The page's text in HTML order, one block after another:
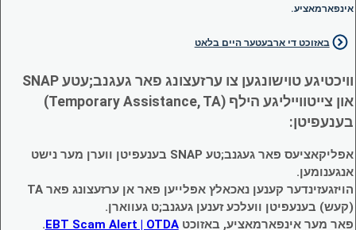
אינפארמאציע.
באזוכט די ארבעטער היים בלאט
וויכטיגע טוישונגען צו ערזעצונג פאר געגנב;עטע SNAP
און צייטווייליגע הילף (Temporary Assistance, TA)
בענעפיטן:
אפליקאציעס פאר געגנב;טע SNAP בענעפיטן ווערן מער נישט
אנגענומען.
הויזגעזינדער קענען נאכאלץ אפּלייען פאר אן ערזעצונג פאר TA
(קעש) בענעפיטן וועלכע זענען געגנב;ט געווארן.
פאר מער אינפארמאציע, באזוכטEBT Scam Alert | OTDA
.